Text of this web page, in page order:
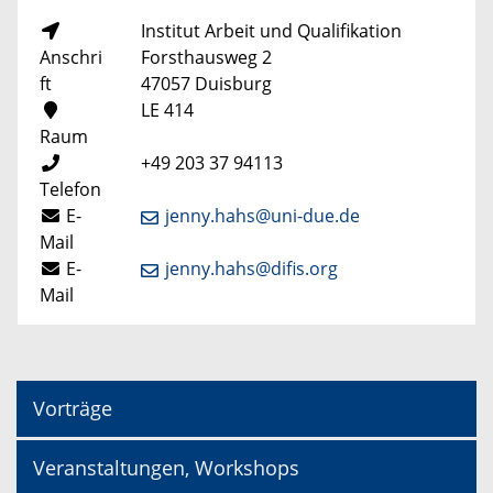
Anschri
ft
Institut Arbeit und Qualifikation
Forsthausweg 2
47057 Duisburg
Raum
LE 414
Telefon
+49 203 37 94113
E-
Mail
jenny.hahs@uni-due.de
E-
Mail
jenny.hahs@difis.org
Vorträge
Veranstaltungen, Workshops